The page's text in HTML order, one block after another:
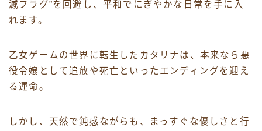
滅フラグ”を回避し、平和でにぎやかな日常を手に入
れます。
乙女ゲームの世界に転生したカタリナは、本来なら悪
役令嬢として追放や死亡といったエンディングを迎え
る運命。
しかし、天然で鈍感ながらも、まっすぐな優しさと行